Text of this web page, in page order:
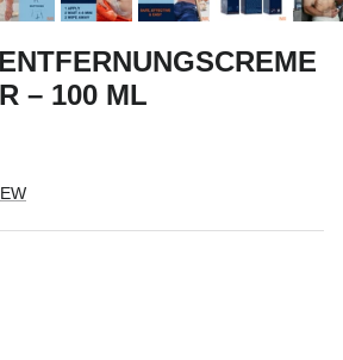
– 100 ML